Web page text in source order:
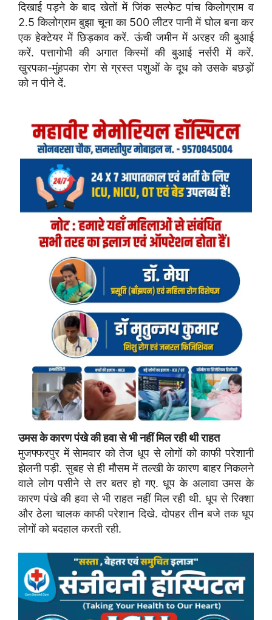
दिखाई पड़ने के बाद खेतों में जिंक सल्फेट पांच किलोग्राम व
2.5 किलोग्राम बुझा चूना का 500 लीटर पानी में घोल बना कर
एक हेक्टेयर में छिड़काव करें. ऊंची जमीन में अरहर की बुआई
करें. पत्तागोभी की अगात किस्मों की बुआई नर्सरी में करें.
खुरपका-मुंहपका रोग से ग्रस्त पशुओं के दूध को उसके बछड़ों
को न पीने दें.
उमस के कारण पंखे की हवा से भी नहीं मिल रही थी राहत
मुजफ्फरपुर में सेामवार को तेज धूप से लोगों को काफी परेशानी
झेलनी पड़ी. सुबह से ही मौसम में तल्खी के कारण बाहर निकलने
वाले लोग पसीने से तर बतर हो गए. धूप के अलावा उमस के
कारण पंखे की हवा से भी राहत नहीं मिल रही थी. धूप से रिक्शा
और ठेला चालक काफी परेशान दिखे. दोपहर तीन बजे तक धूप
लोगों को बदहाल करती रही.